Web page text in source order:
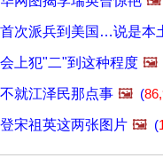
次派兵到美国…说是本
上犯"二"到这种程度 🖼️
就江泽民那点事 🖼️ (
宋祖英这两张图片 🖼️ (